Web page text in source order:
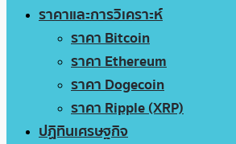
ราคาและการวิเคราะห์
ราคา Bitcoin
ราคา Ethereum
ราคา Dogecoin
ราคา Ripple (XRP)
ปฏิทินเศรษฐกิจ